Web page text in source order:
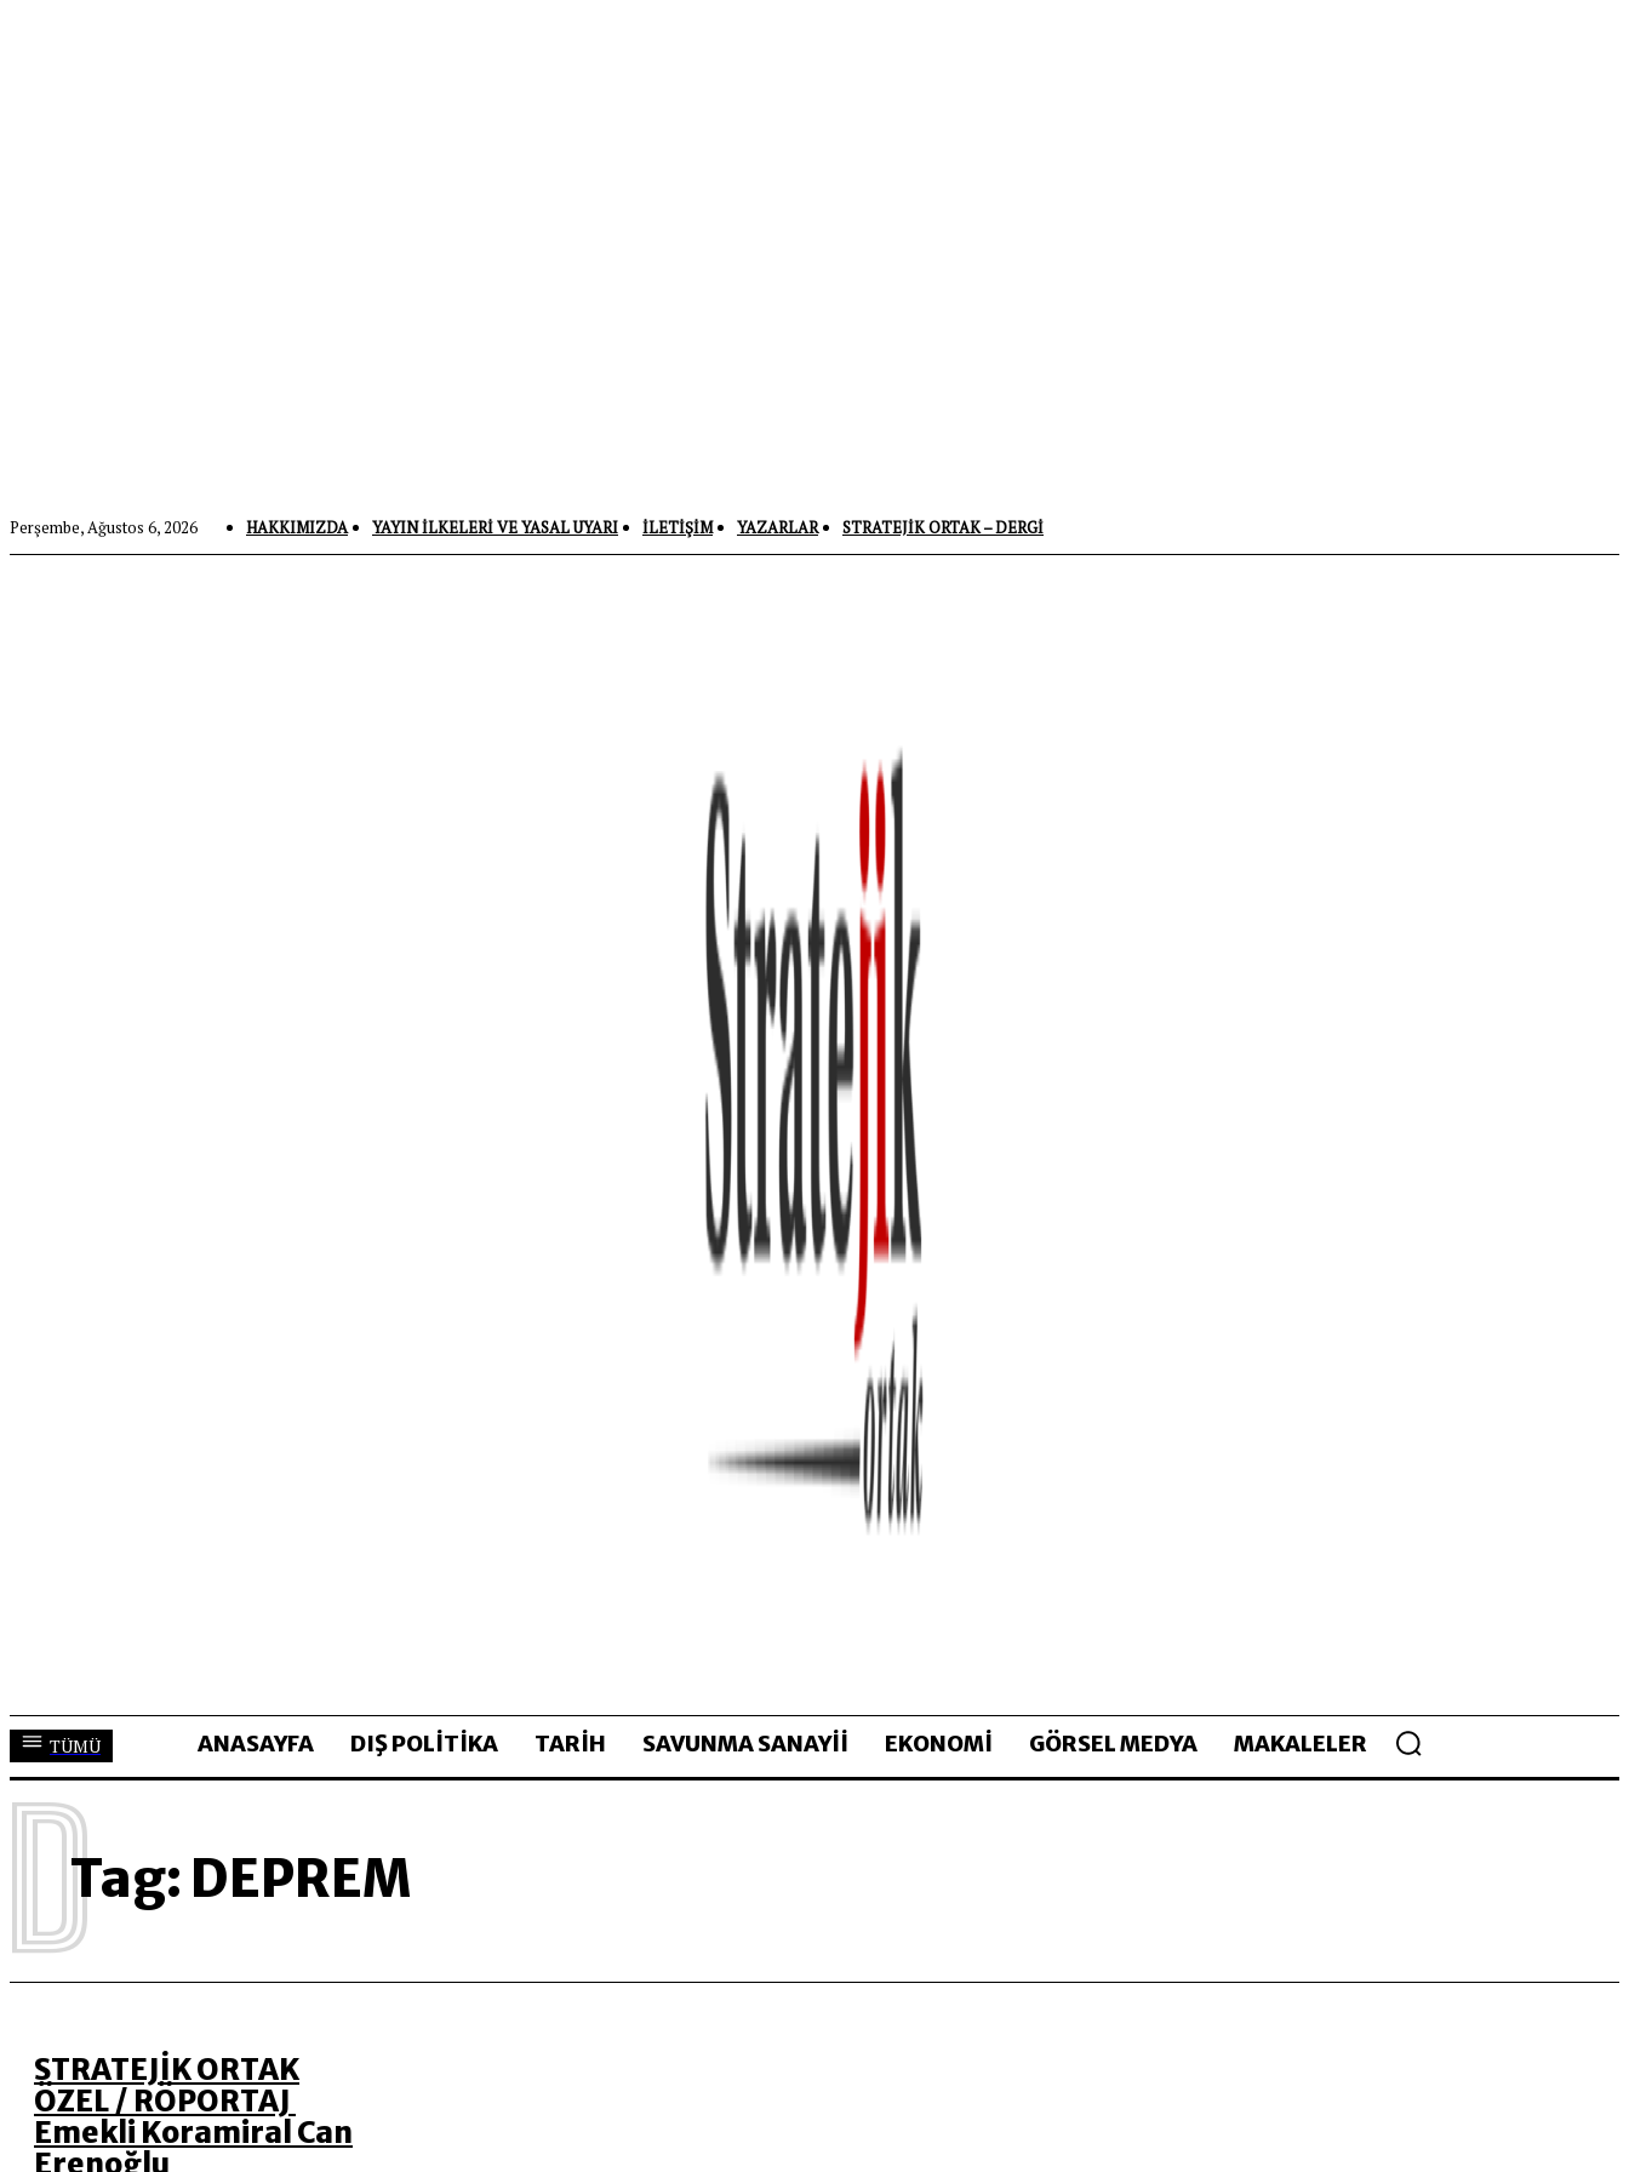
Perşembe, Ağustos 6, 2026 HAKKIMIZDA YAYIN İLKELERI VE YASAL UYARI İLETIŞIM YAZARLAR STRATEJIK ORTAK – DERGI
TÜMÜ ANASAYFA DIŞ POLİTİKA TARİH SAVUNMA SANAYİİ EKONOMİ GÖRSEL MEDYA MAKALELER
Tag: DEPREM
D
STRATEJİK ORTAK
ÖZEL / RÖPORTAJ
Emekli Koramiral Can
Erenoğlu